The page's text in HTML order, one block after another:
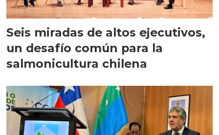
Seis miradas de altos ejecutivos,
un desafío común para la
salmonicultura chilena